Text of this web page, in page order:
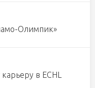
Олимпик»
в ECHL